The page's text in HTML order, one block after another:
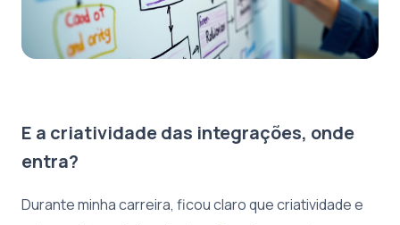
E a criatividade das integrações, onde
entra?
Durante minha carreira, ficou claro que criatividade e